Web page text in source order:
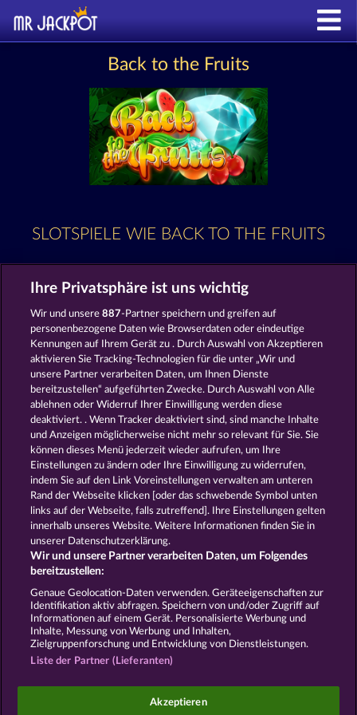
Back to the Fruits
SLOTSPIELE WIE BACK TO THE FRUITS
Fruits First Diamond Treasures Frooty Troupe Sun Splash
Royal Seven Ultra Back to the Fruits RoAR
AGB Datenschutz und Cookie Richtlinien
Impressum
Widerruf einreichen
Social Casino Spiele dienen der reinen Unterhaltung
Ihre Privatsphäre ist uns wichtig
Wir und unsere887-Partner speichern und greifen auf
personenbezogene Daten wie Browserdaten oder eindeutige
Kennungen auf Ihrem Gerät zu . Durch Auswahl von Akzeptieren
aktivieren Sie Tracking-Technologien für die unter „Wir und
unsere Partner verarbeiten Daten, um Ihnen Dienste
bereitzustellen“ aufgeführten Zwecke. Durch Auswahl von Alle
ablehnen oder Widerruf Ihrer Einwilligung werden diese
deaktiviert. . Wenn Tracker deaktiviert sind, sind manche Inhalte
und Anzeigen möglicherweise nicht mehr so ​​relevant für Sie. Sie
können dieses Menü jederzeit wieder aufrufen, um Ihre
Einstellungen zu ändern oder Ihre Einwilligung zu widerrufen,
indem Sie auf den Link Voreinstellungen verwalten am unteren
Rand der Webseite klicken [oder das schwebende Symbol unten
links auf der Webseite, falls zutreffend]. Ihre Einstellungen gelten
innerhalb unseres Website. Weitere Informationen finden Sie in
unserer Datenschutzerklärung.
Wir und unsere Partner verarbeiten Daten, um Folgendes
bereitzustellen:
Genaue Geolocation-Daten verwenden. Geräteeigenschaften zur
Identifikation aktiv abfragen. Speichern von und/oder Zugriff auf
Informationen auf einem Gerät. Personalisierte Werbung und
Inhalte, Messung von Werbung und Inhalten,
Zielgruppenforschung und Entwicklung von Dienstleistungen.
Liste der Partner (Lieferanten)
Akzeptieren